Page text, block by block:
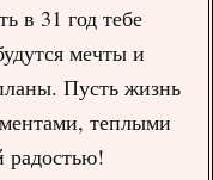
в 31 год тебе
мечты и
Пусть жизнь
теплыми
радостью!